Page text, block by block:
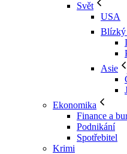
Svět
USA
Blízký
Asie
Ekonomika
Finance a
Podnikání
Spotřebitel
Krimi